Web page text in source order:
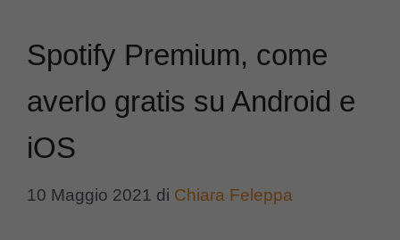
Spotify Premium, come
averlo gratis su Android e
iOS
10 Maggio 2021 di Chiara Feleppa